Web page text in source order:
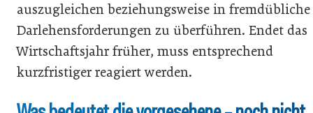
auszugleichen beziehungsweise in fremdübliche
Darlehensforderungen zu überführen. Endet das
Wirtschaftsjahr früher, muss entsprechend
kurzfristiger reagiert werden.